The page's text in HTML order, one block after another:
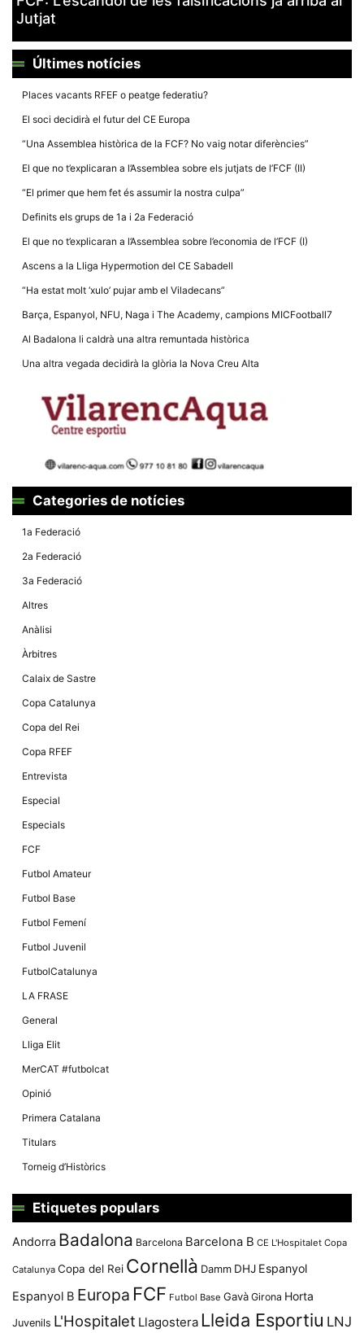
Jutjat
Últimes notícies
Places vacants RFEF o peatge federatiu?
El soci decidirà el futur del CE Europa
“Una Assemblea històrica de la FCF? No vaig notar diferències”
El que no t’explicaran a l’Assemblea sobre els jutjats de l’FCF (II)
“El primer que hem fet és assumir la nostra culpa”
Definits els grups de 1a i 2a Federació
El que no t’explicaran a l’Assemblea sobre l’economia de l’FCF (I)
Ascens a la Lliga Hypermotion del CE Sabadell
“Ha estat molt ‘xulo’ pujar amb el Viladecans”
Barça, Espanyol, NFU, Naga i The Academy, campions MICFootball7
Al Badalona li caldrà una altra remuntada històrica
Una altra vegada decidirà la glòria la Nova Creu Alta
Categories de notícies
1a Federació
2a Federació
3a Federació
Altres
Anàlisi
Àrbitres
Calaix de Sastre
Copa Catalunya
Copa del Rei
Copa RFEF
Entrevista
Especial
Especials
FCF
Futbol Amateur
Futbol Base
Futbol Femení
Futbol Juvenil
FutbolCatalunya
LA FRASE
General
Lliga Elit
MerCAT #futbolcat
Opinió
Primera Catalana
Titulars
Torneig d’Històrics
Etiquetes populars
Andorra Badalona Barcelona Barcelona B CE L'Hospitalet Copa
Catalunya Copa del Rei Cornellà Damm DHJ Espanyol
Espanyol B Europa FCF Futbol Base Gavà Girona Horta
Juvenils L'Hospitalet Llagostera Lleida Esportiu LNJ
la funcionalitat
Experiència
nostre lloc web
dades en el seu
permeten que el
rebutja
cookies
funcionalitats
del lloc web.
Màrqueting
interessos i
comportament
mentre
web
la possibilitat